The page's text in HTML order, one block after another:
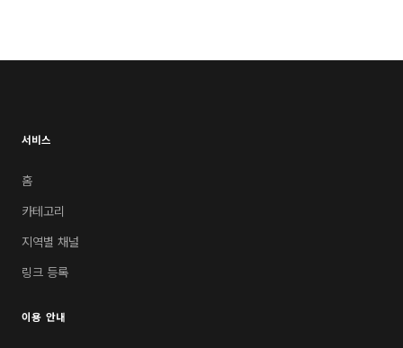
서비스
홈
카테고리
지역별 채널
링크 등록
이용 안내